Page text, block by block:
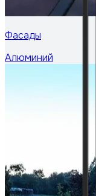
Фасады
Алюминий